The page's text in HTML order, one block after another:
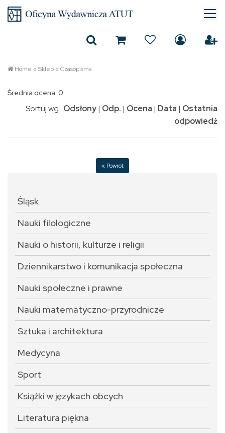
Home «Sklep«Czasopisma
Średnia ocena: 0
Sortuj wg.: Odsłony| Odp. | Ocena | Data | Ostatnia
odpowiedź
« Powrót
Śląsk
Nauki filologiczne
Nauki o historii, kulturze i religii
Dziennikarstwo i komunikacja społeczna
Nauki społeczne i prawne
Nauki matematyczno-przyrodnicze
Sztuka i architektura
Medycyna
Sport
Książki w językach obcych
Literatura piękna